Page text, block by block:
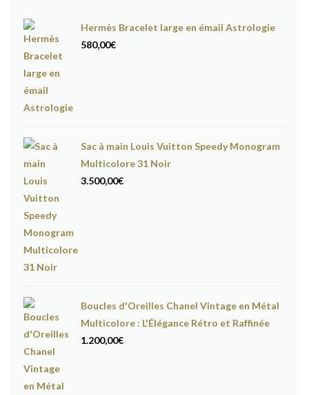
Hermès Bracelet large en émail Astrologie
580,00€
Sac à main Louis Vuitton Speedy Monogram
Multicolore 31 Noir
3.500,00€
Boucles d'Oreilles Chanel Vintage en Métal
Multicolore : L'Élégance Rétro et Raffinée
1.200,00€